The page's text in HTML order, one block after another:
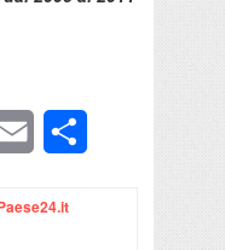
Email